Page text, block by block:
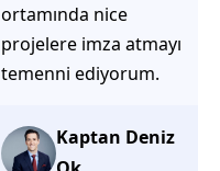
iletişimleri ve
güvenilir hizmet
anlayışları sayesinde
başarılı bir ekip
olduklarını